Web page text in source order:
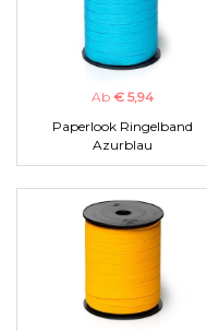
Ab € 5,94
Paperlook Ringelband
Azurblau